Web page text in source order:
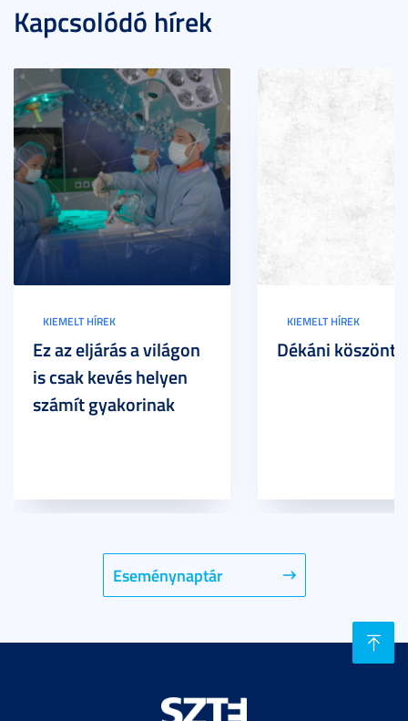
Kapcsolódó hírek
Eseménynaptár
KIEMELT HÍREK
Ez az eljárás a világon
is csak kevés helyen
számít gyakorinak
KIEMELT HÍREK
Dékáni köszöntő